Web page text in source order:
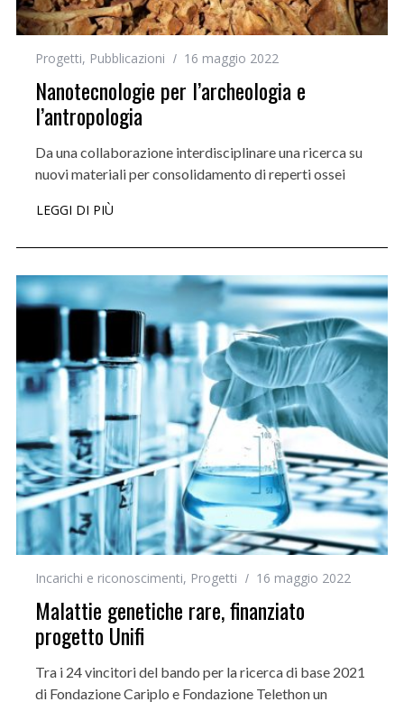
Progetti, Pubblicazioni 16 maggio 2022
Nanotecnologie per l’archeologia e
l’antropologia
Da una collaborazione interdisciplinare una ricerca su
nuovi materiali per consolidamento di reperti ossei
LEGGI DI PIÙ
Incarichi e riconoscimenti, Progetti 16 maggio 2022
Malattie genetiche rare, finanziato
progetto Unifi
Tra i 24 vincitori del bando per la ricerca di base 2021
di Fondazione Cariplo e Fondazione Telethon un